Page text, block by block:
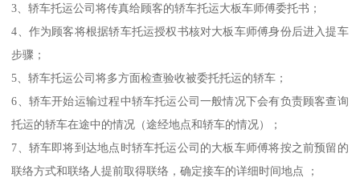
3、轿车托运公司将传真给顾客的轿车托运大板车师傅委托书；
4、作为顾客将根据轿车托运授权书核对大板车师傅身份后进入提车
步骤；
5、轿车托运公司将多方面检查验收被委托托运的轿车；
6、轿车开始运输过程中轿车托运公司一般情况下会有负责顾客查询
托运的轿车在途中的情况（途经地点和轿车的情况）；
7、轿车即将到达地点时轿车托运公司的大板车师傅将按之前预留的
联络方式和联络人提前取得联络，确定接车的详细时间地点 ；